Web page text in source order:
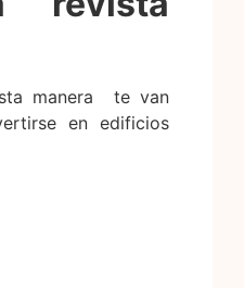
manera te van
en edificios